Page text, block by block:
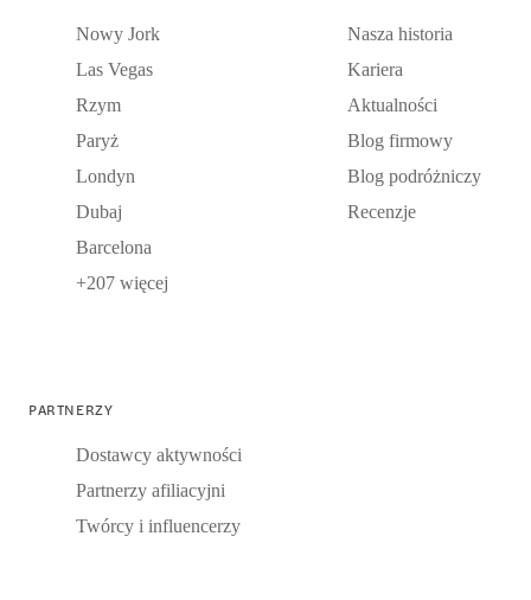
Nowy Jork
Las Vegas
Rzym
Paryż
Londyn
Dubaj
Barcelona
+207 więcej
Nasza historia
Kariera
Aktualności
Blog firmowy
Blog podróżniczy
Recenzje
PARTNERZY
Dostawcy aktywności
Partnerzy afiliacyjni
Twórcy i influencerzy